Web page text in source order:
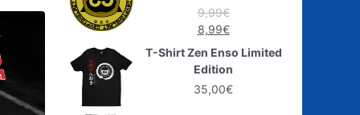
9,99€
8,99€
T-Shirt Zen Enso Limited
Edition
35,00€